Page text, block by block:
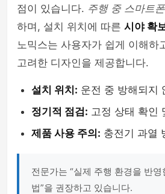
점이 있습니다. 주행 중 스마트
하며, 설치 위치에 따른 시야 확
노믹스는 사용자가 쉽게 이해하
고려한 디자인을 제공합니다.
설치 위치: 운전 중 방해되지
정기적 점검: 고정 상태 확인
제품 사용 주의: 충전기 과열
전문가는 “실제 주행 환경을 반
법”을 권장하고 있습니다.